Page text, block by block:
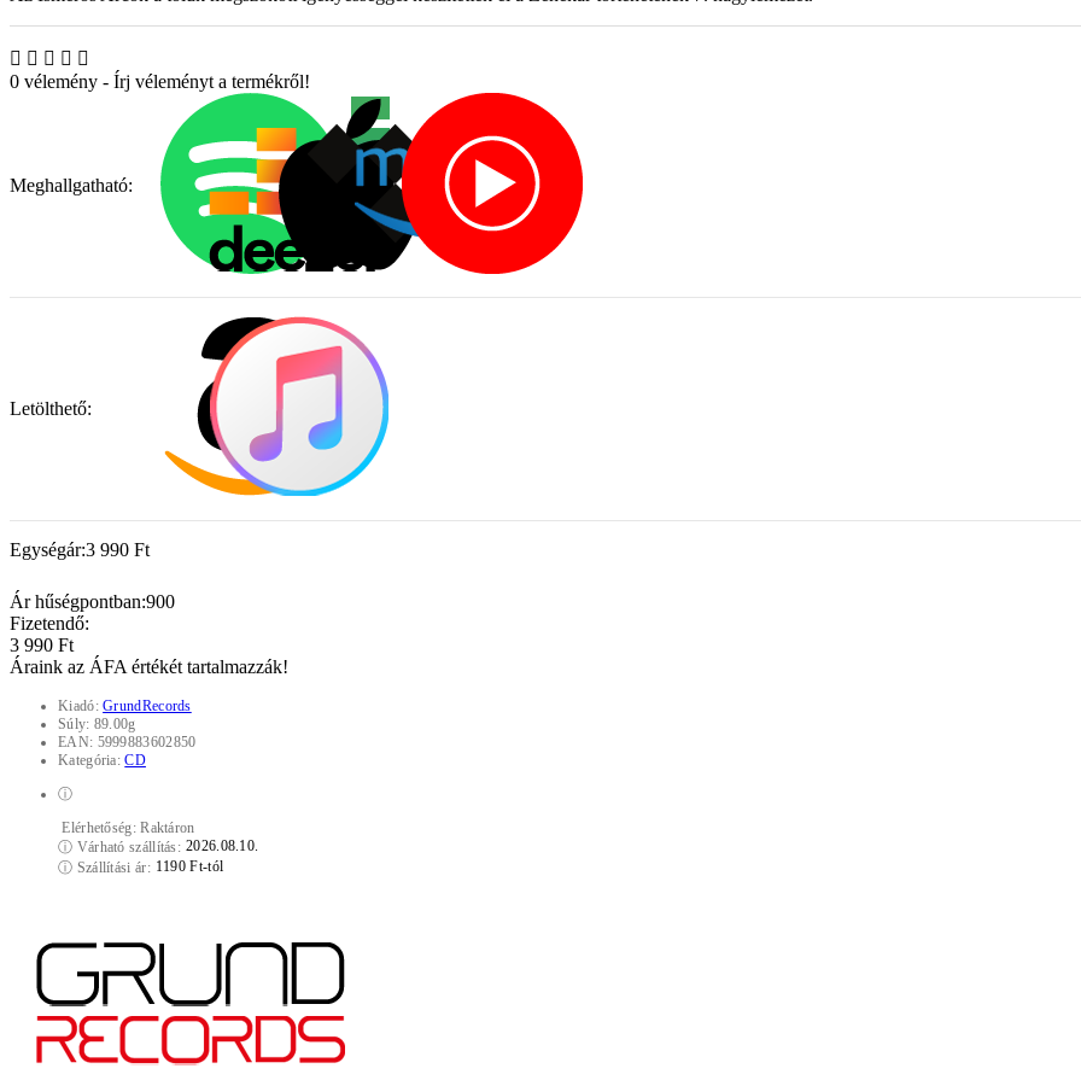
0 vélemény - Írj véleményt a termékről!
Meghallgatható:
Letölthető:
Egységár:3 990 Ft
Ár hűségpontban:900
Fizetendő:
3 990 Ft
Áraink az ÁFA értékét tartalmazzák!
Kiadó:GrundRecords
Súly: 89.00g
EAN: 5999883602850
Kategória:CD
ⓘ
Elérhetőség:Raktáron
ⓘ Várható szállítás: 2026.08.10.
ⓘ Szállítási ár: 1190 Ft-tól